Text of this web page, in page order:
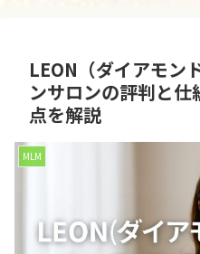
LEON（ダイアモン
ンサロンの評判と
点を解説
MLM